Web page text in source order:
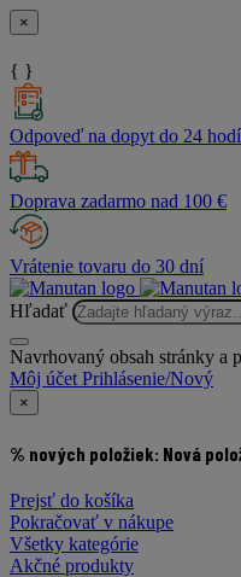
×
{ }
Odpoveď na dopyt do 24
Doprava zadarmo nad 100 €
Vrátenie tovaru do 30 dní
Hľadať
Navrhovaný obsah stránky a
Môj účet Prihlásenie/Nový
×
% nových položiek: Nová
Prejsť do košíka
Pokračovať v nákupe
Všetky kategórie
Akčné produkty